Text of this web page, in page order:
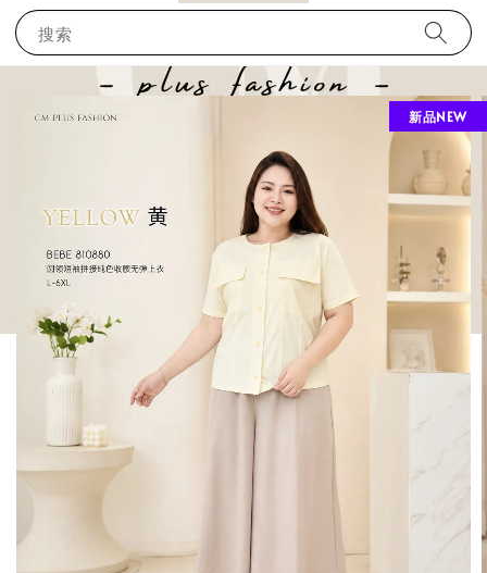
搜索
新品NEW